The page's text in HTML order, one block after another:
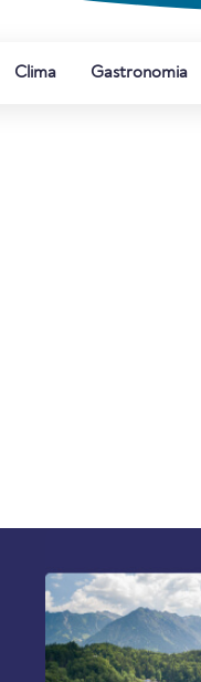
Clima Gastronomia